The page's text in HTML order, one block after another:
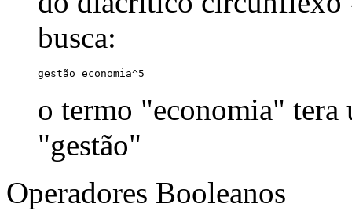
busca:
gestão economia^5
o termo "economia" tera
"gestão"
Operadores Booleanos